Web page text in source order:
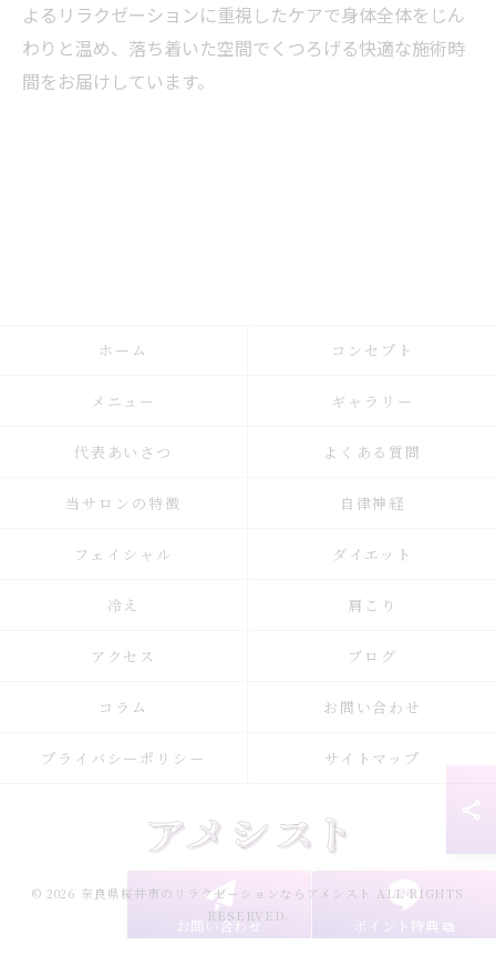
よるリラクゼーションに重視したケアで身体全体をじん
わりと温め、落ち着いた空間でくつろげる快適な施術時
間をお届けしています。
お問い合わせ ポイント特典
ホーム コンセプト
メニュー ギャラリー
代表あいさつ よくある質問
当サロンの特徴 自律神経
フェイシャル ダイエット
冷え 肩こり
アクセス ブログ
コラム お問い合わせ
プライバシーポリシー サイトマップ
© 2026 奈良県桜井市のリラクゼーションならアメシスト ALL RIGHTS
RESERVED.